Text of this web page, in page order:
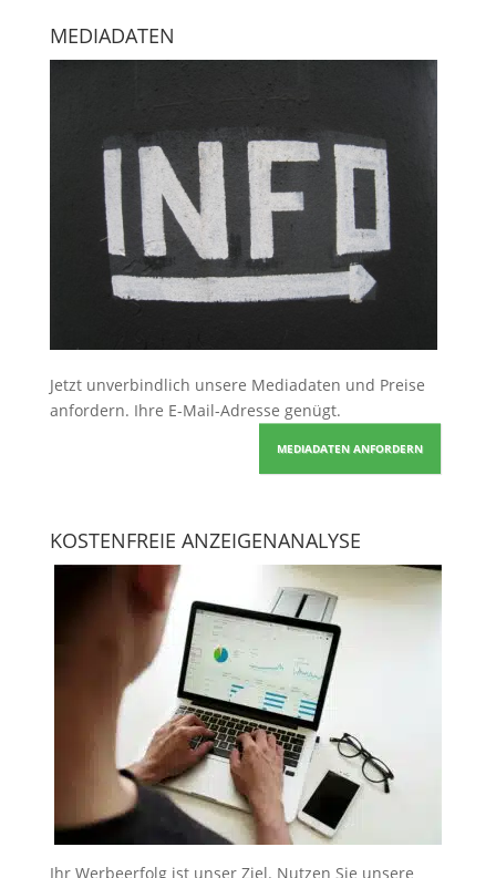
MEDIADATEN
Jetzt unverbindlich unsere Mediadaten und Preise
anfordern. Ihre E-Mail-Adresse genügt.
MEDIADATEN ANFORDERN
KOSTENFREIE ANZEIGENANALYSE
Ihr Werbeerfolg ist unser Ziel. Nutzen Sie unsere